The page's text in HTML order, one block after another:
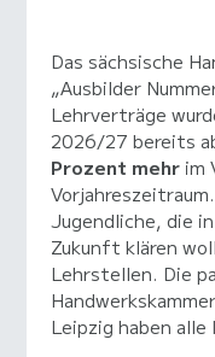
Das sächsische
„Ausbilder
Lehrverträge
2026/27 bereits
Prozent mehr im
Jugendliche, die
Zukunft klären
Lehrstellen. Die
Leipzig haben